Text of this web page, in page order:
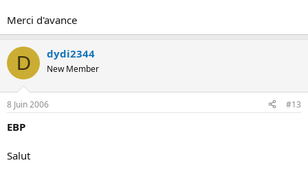
Merci d'avance
D dydi2344
New Member
8 Juin 2006 #13
EBP
Salut